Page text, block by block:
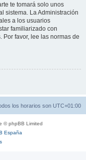
te tomará solo unos
sistema. La Administración
a los usuarios
familiarizado con
favor, lee las normas de
los horarios son UTC+01:00
© phpBB Limited
España